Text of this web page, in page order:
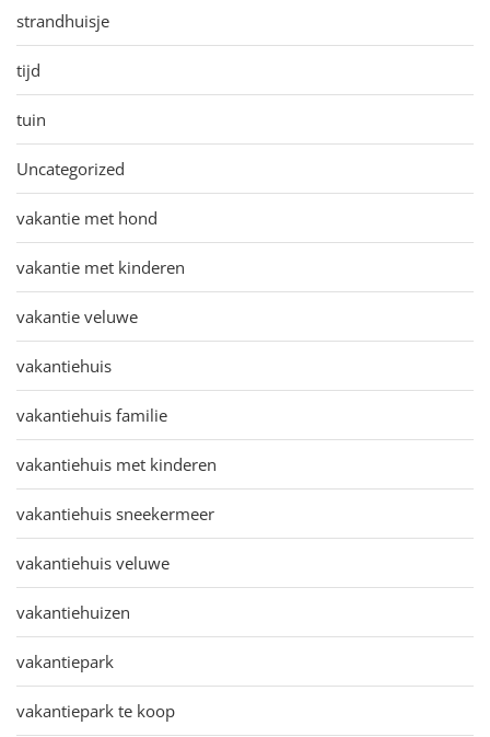
strandhuisje
tijd
tuin
Uncategorized
vakantie met hond
vakantie met kinderen
vakantie veluwe
vakantiehuis
vakantiehuis familie
vakantiehuis met kinderen
vakantiehuis sneekermeer
vakantiehuis veluwe
vakantiehuizen
vakantiepark
vakantiepark te koop